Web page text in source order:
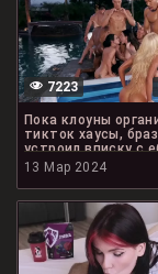
7223
Пока клоуны
тикток хаусы,
устроил вписку с
шлюхами
13 Мар 2024